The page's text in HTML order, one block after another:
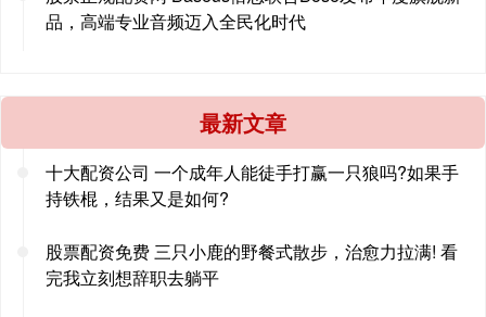
品，高端专业音频迈入全民化时代
最新文章
十大配资公司 一个成年人能徒手打赢一只狼吗?如果手
持铁棍，结果又是如何?
股票配资免费 三只小鹿的野餐式散步，治愈力拉满! 看
完我立刻想辞职去躺平